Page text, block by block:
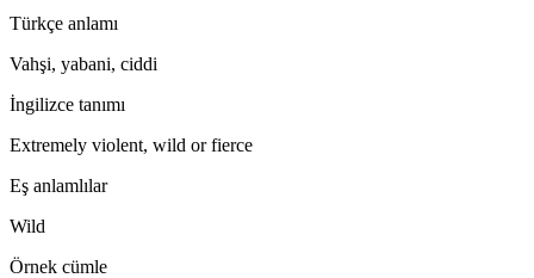
Türkçe anlamı
Vahşi, yabani, ciddi
İngilizce tanımı
Extremely violent, wild or fierce
Eş anlamlılar
Wild
Örnek cümle